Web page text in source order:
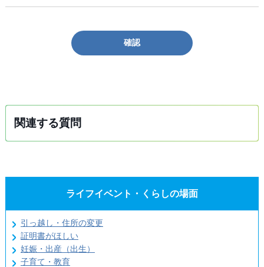
確認
関連する質問
ライフイベント・くらしの場面
引っ越し・住所の変更
証明書がほしい
妊娠・出産（出生）
子育て・教育